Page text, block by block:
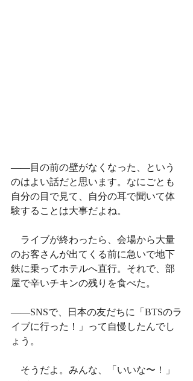
——目の前の壁がなくなった、という
のはよい話だと思います。なにごとも
自分の目で見て、自分の耳で聞いて体
験することは大事だよね。
ライブが終わったら、会場から大量
のお客さんが出てくる前に急いで地下
鉄に乗ってホテルへ直行。それで、部
屋で辛いチキンの残りを食べた。
——SNSで、日本の友だちに「BTSのラ
イブに行った！」って自慢したんでし
ょう。
そうだよ。みんな、「いいな〜！」